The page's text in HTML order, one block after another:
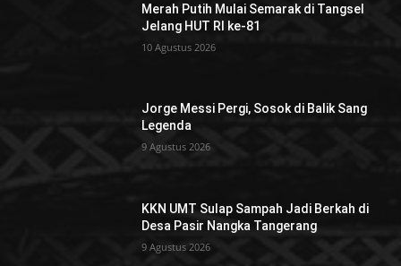
Merah Putih Mulai Semarak di Tangsel
Jelang HUT RI ke-81
10 Agustus 2026
Jorge Messi Pergi, Sosok di Balik Sang
Legenda
9 Agustus 2026
KKN UMT Sulap Sampah Jadi Berkah di
Desa Pasir Nangka Tangerang
9 Agustus 2026